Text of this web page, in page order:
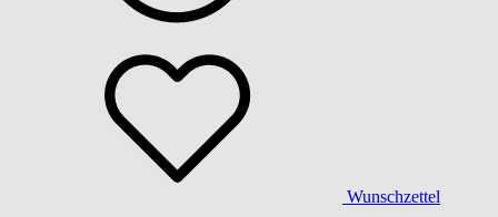
Wunschzettel